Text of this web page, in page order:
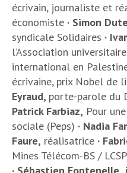
écrivain, journaliste et
économiste · Simon
syndicale Solidaires ·
l’Association
international en
écrivaine, prix Nobel de
Eyraud, porte-parole du
Patrick Farbiaz, Pour
sociale (Peps) · Nadia
Faure, réalisatrice ·
Mines Télécom-BS /